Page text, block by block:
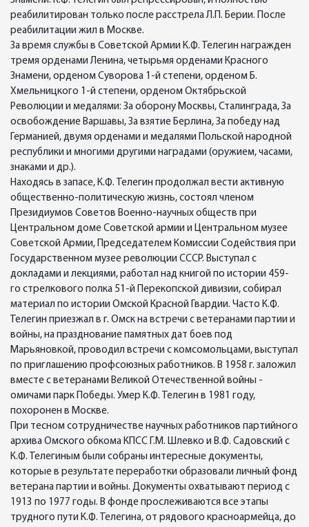
реабилитирован только после расстрела Л.П. Берии. После
реабилитации жил в Москве.
За время службы в Советской Армии К.Ф. Телегин награжден
тремя орденами Ленина, четырьмя орденами Красного
Знамени, орденом Суворова 1-й степени, орденом Б.
Хмельницкого 1-й степени, орденом Октябрьской
Революции и медалями: За оборону Москвы, Сталинграда, За
освобождение Варшавы, За взятие Берлина, За победу над
Германией, двумя орденами и медалями Польской народной
республики и многими другими наградами (оружием, часами,
знаками и др.).
Находясь в запасе, К.Ф. Телегин продолжал вести активную
общественно-политическую жизнь, состоял членом
Президиумов Советов Военно-научных обществ при
Центральном доме Советской армии и Центральном музее
Советской Армии, Председателем Комиссии Содействия при
Государственном музее революции СССР. Выступал с
докладами и лекциями, работал над книгой по истории 459-
го стрелкового полка 51-й Перекопской дивизии, собирал
материал по истории Омской Красной Гвардии. Часто К.Ф.
Телегин приезжал в г. Омск на встречи с ветеранами партии и
войны, на празднование памятных дат боев под
Марьяновкой, проводил встречи с комсомольцами, выступал
по приглашению профсоюзных работников. В 1958 г. заложил
вместе с ветеранами Великой Отечественной войны -
омичами парк Победы. Умер К.Ф. Телегин в 1981 году,
похоронен в Москве.
При тесном сотрудничестве научных работников партийного
архива Омского обкома КПСС Г.М. Шлевко и В.Ф. Садовский с
К.Ф. Телегиным были собраны интересные документы,
которые в результате переработки образовали личный фонд
ветерана партии и войны. Документы охватывают период с
1913 по 1977 годы. В фонде прослеживаются все этапы
трудного пути К.Ф. Телегина, от рядового красноармейца, до